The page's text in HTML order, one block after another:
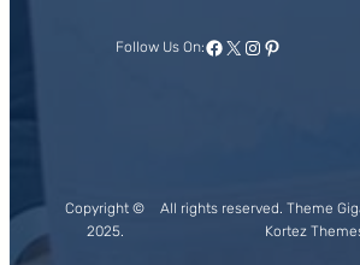
Follow Us On:Facebook
X Instagram
Pinterest
Copyright ©
2025.
All rights reserved. Theme
Kortez